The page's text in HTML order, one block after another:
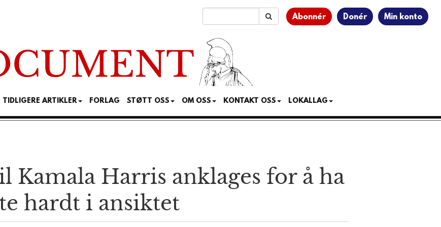
Abonnér Donér Min konto
TIDLIGERE ARTIKLER FORLAG STØTT OSS OM OSS KONTAKT OSS LOKALLAG
Kamala Harris anklages for å ha
hardt i ansiktet